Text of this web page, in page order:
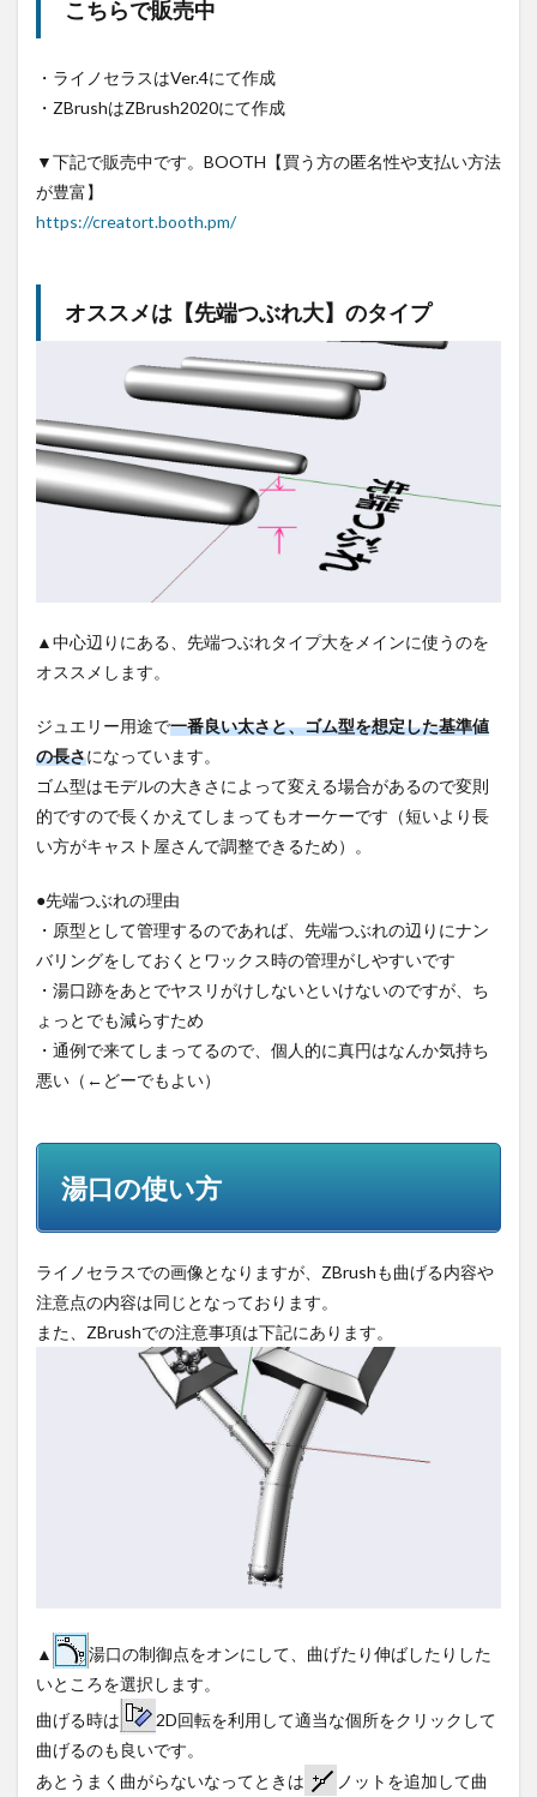
こちらで販売中
・ライノセラスはVer.4にて作成
・ZBrushはZBrush2020にて作成
▼下記で販売中です。BOOTH【買う方の匿名性や支払い方法
が豊富】
https://creatort.booth.pm/
オススメは【先端つぶれ大】のタイプ
▲中心辺りにある、先端つぶれタイプ大をメインに使うのを
オススメします。
ジュエリー用途で一番良い太さと、ゴム型を想定した基準値
の長さになっています。
ゴム型はモデルの大きさによって変える場合があるので変則
的ですので長くかえてしまってもオーケーです（短いより長
い方がキャスト屋さんで調整できるため）。
●先端つぶれの理由
・原型として管理するのであれば、先端つぶれの辺りにナン
バリングをしておくとワックス時の管理がしやすいです
・湯口跡をあとでヤスリがけしないといけないのですが、ち
ょっとでも減らすため
・通例で来てしまってるので、個人的に真円はなんか気持ち
悪い（←どーでもよい）
湯口の使い方
ライノセラスでの画像となりますが、ZBrushも曲げる内容や
注意点の内容は同じとなっております。
また、ZBrushでの注意事項は下記にあります。
▲
湯口の制御点をオンにして、曲げたり伸ばしたりした
いところを選択します。
曲げる時は
2D回転を利用して適当な個所をクリックして
曲げるのも良いです。
あとうまく曲がらないなってときは
ノットを追加して曲